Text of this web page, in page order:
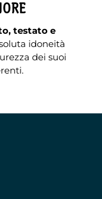
testato e
idoneità
dei suoi